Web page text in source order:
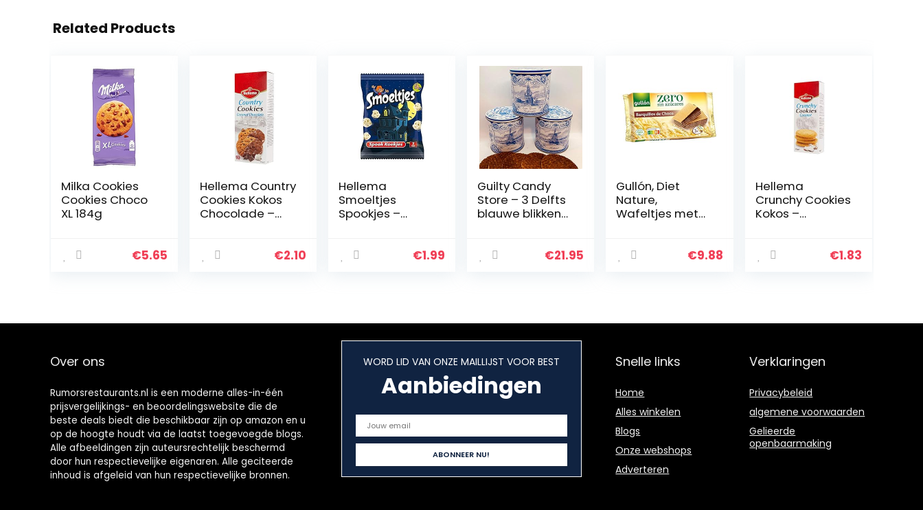
Related Products
Milka Cookies
Cookies Choco
XL 184g
€5.65
Hellema Country
Cookies Kokos
Chocolade –
– Knapperige€2.10
Hellema
Smoeltjes
Spookjes –
175 gram –
€1.99
Guilty Candy
Store – 3 Delfts
blauwe blikken
stroopwafels
€21.95
Gullón, Diet
Nature,
Wafeltjes met
€9.88
Hellema
Crunchy Cookies
Kokos –
kruimelige kokos
€1.83
Over ons
Rumorsrestaurants.nl is een moderne alles-in-één
prijsvergelijkings- en beoordelingswebsite die de
beste deals biedt die beschikbaar zijn op amazon en u
op de hoogte houdt via de laatst toegevoegde blogs.
Alle afbeeldingen zijn auteursrechtelijk beschermd
door hun respectievelijke eigenaren. Alle geciteerde
inhoud is afgeleid van hun respectievelijke bronnen.
WORD LID VAN ONZE MAILLIJST VOOR BEST
Aanbiedingen
Snelle links
Home
Alles winkelen
Blogs
Onze webshops
Adverteren
Verklaringen
Privacybeleid
algemene voorwaarden
Gelieerde
openbaarmaking